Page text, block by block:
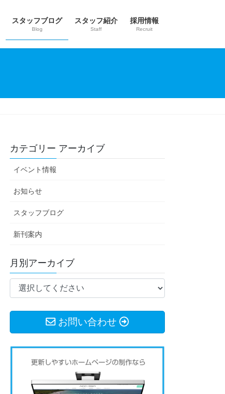
スタッフブログ
Blog
スタッフ紹介
Staff
採用情報
Recruit
カテゴリー アーカイブ
イベント情報
お知らせ
スタッフブログ
新刊案内
月別アーカイブ
お問い合わせ